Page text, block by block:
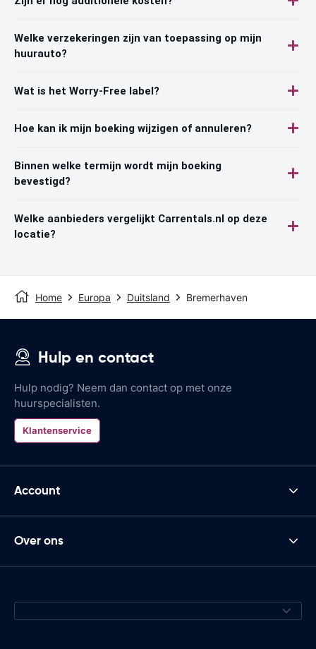
Welke verzekeringen zijn van toepassing op mijn
huurauto?
Wat is het Worry-Free label?
Hoe kan ik mijn boeking wijzigen of annuleren?
Binnen welke termijn wordt mijn boeking
bevestigd?
Welke aanbieders vergelijkt Carrentals.nl op deze
locatie?
Home Europa Duitsland Bremerhaven
Hulp en contact
Hulp nodig? Neem dan contact op met onze
huurspecialisten.
Klantenservice
Account
Over ons